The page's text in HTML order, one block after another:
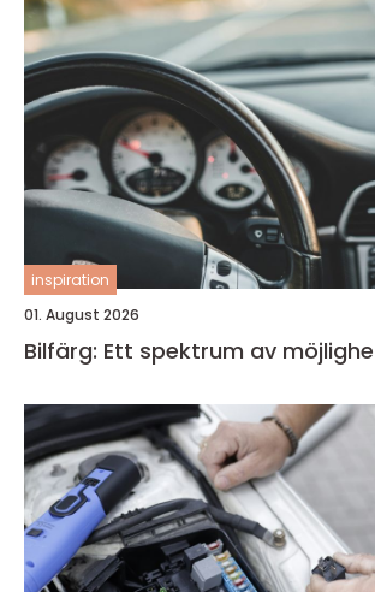
inspiration
01. August 2026
Bilfärg: Ett spektrum av